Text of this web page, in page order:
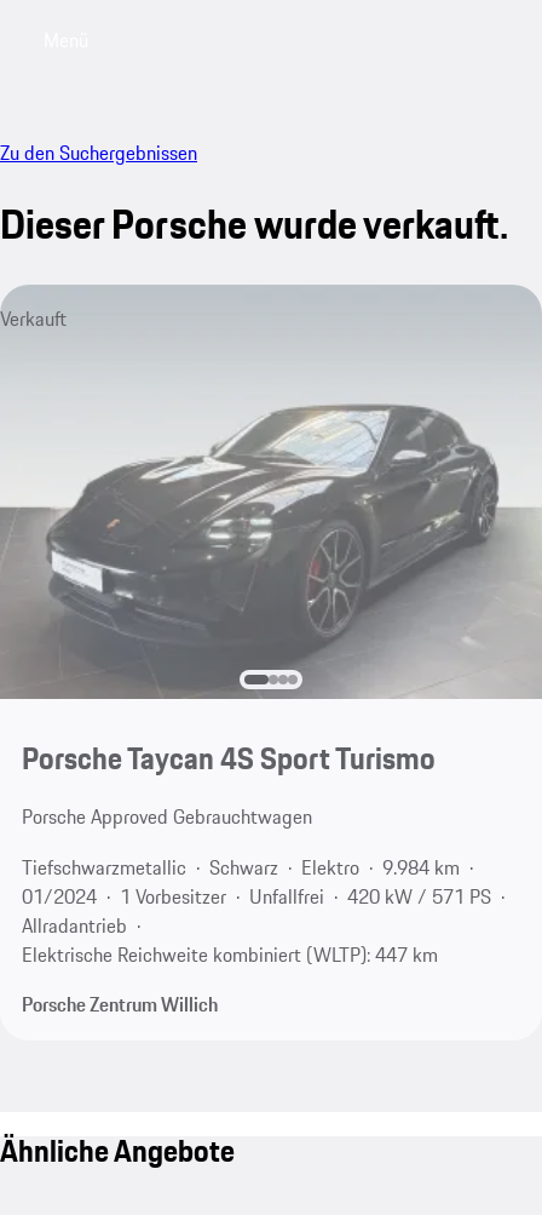
Zu den Suchergebnissen
Dieser Porsche wurde verkauft.
Verkauft
Porsche Taycan 4S Sport Turismo
Porsche Approved Gebrauchtwagen
Tiefschwarzmetallic
Schwarz Elektro
9.984 km
01/2024
1 Vorbesitzer Unfallfrei
420 kW / 571 PS
Allradantrieb
Elektrische Reichweite kombiniert (WLTP): 447 km
Porsche Zentrum Willich
Ähnliche Angebote